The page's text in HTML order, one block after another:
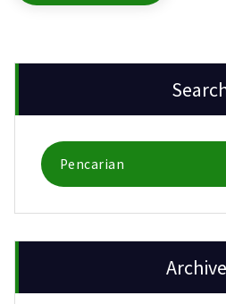
Pencarian
untuk: